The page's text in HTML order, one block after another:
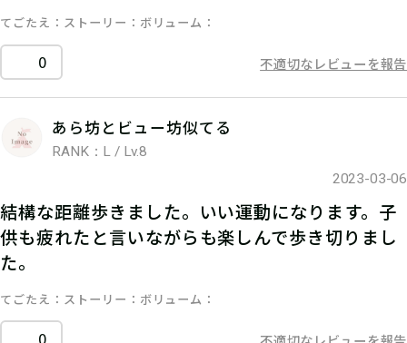
てごたえ ストーリー ボリューム
0 不適切なレビューを報告
あら坊とビュー坊似てる
RANK：L / Lv.8
2023-03-06
結構な距離歩きました。いい運動になります。子
供も疲れたと言いながらも楽しんで歩き切りまし
た。
てごたえ ストーリー ボリューム
0